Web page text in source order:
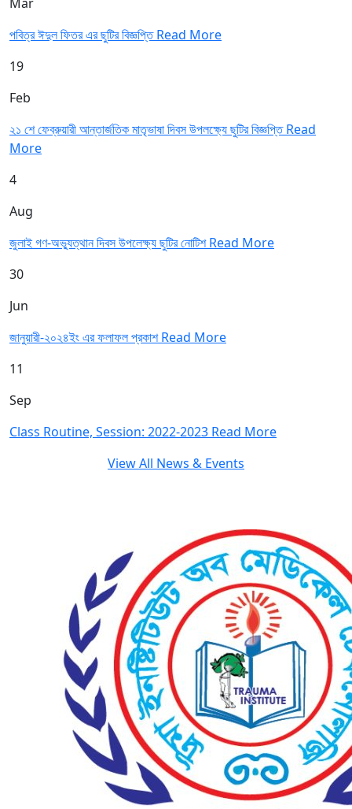
পবিত্র ঈদুল ফিতর এর ছুটির বিজ্ঞপ্তিRead More
19
Feb
২১ শে ফেব্রুয়ারী আন্তার্জতিক মাতৃভাষা দিবস উপলক্ষ্যে ছুটির বিজ্ঞপ্তিRead
More
4
Aug
জুলাই গণ-অভ্যুত্থান দিবস উপলেক্ষ্য ছুটির নোটিশRead More
30
Jun
জানুয়ারী-২০২৪ইং এর ফলাফল প্রকাশRead More
11
Sep
Class Routine, Session: 2022-2023 Read More
View All News & Events